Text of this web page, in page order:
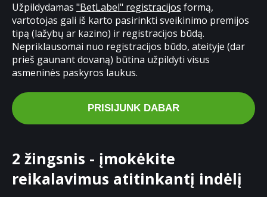
Užpildydamas "BetLabel" registracijos formą,
vartotojas gali iš karto pasirinkti sveikinimo premijos
tipą (lažybų ar kazino) ir registracijos būdą.
Nepriklausomai nuo registracijos būdo, ateityje (dar
prieš gaunant dovaną) būtina užpildyti visus
asmeninės paskyros laukus.
PRISIJUNK DABAR
2 žingsnis - įmokėkite
reikalavimus atitinkantį indėlį